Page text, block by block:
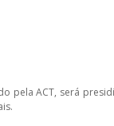
ACT, será